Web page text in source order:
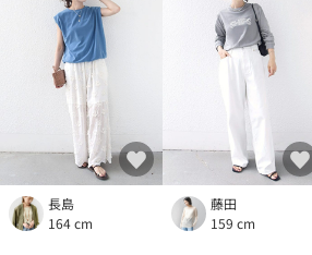
長島
164 cm
藤田
159 cm